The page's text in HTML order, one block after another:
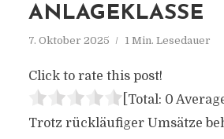
ANLAGEKLASSE
7. Oktober 2025 1 Min. Lesedauer
Click to rate this post!
[Total: 0
Trotz rückläufiger Umsätze